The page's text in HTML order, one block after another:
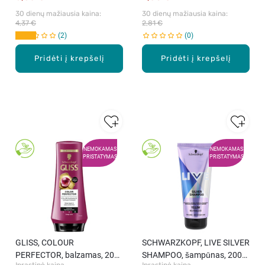
Pridėti į krepšelį
30 dienų mažiausia kaina:
4,37 €
2
Pridėti į krepšelį
30 dienų mažiausia kaina:
2,81 €
0
NEMOKAMAS
PRISTATYMAS
GLISS, COLOUR
PERFECTOR, balzamas, 200
NEMOKAMAS
PRISTATYMAS
SCHWARZKOPF, LIVE SILVER
SHAMPOO, šampūnas, 200